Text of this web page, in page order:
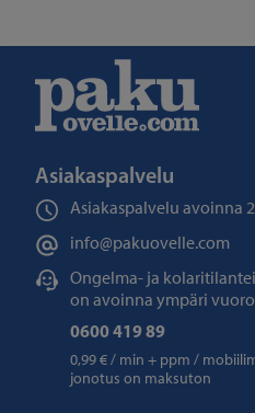
Asiakaspalvelu
Asiakaspalvelu avoinna
info@pakuovelle.com
Ongelma- ja
on avoinna ympäri
0600 419 89
0,99 € / min + ppm /
jonotus on maksuton